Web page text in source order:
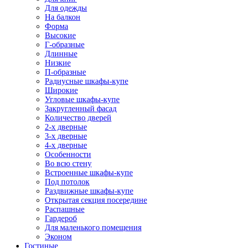
Для одежды
На балкон
Форма
Высокие
Г-образные
Длинные
Низкие
П-образные
Радиусные шкафы-купе
Широкие
Угловые шкафы-купе
Закругленный фасад
Количество дверей
2-х дверные
3-х дверные
4-х дверные
Особенности
Во всю стену
Встроенные шкафы-купе
Под потолок
Раздвижные шкафы-купе
Открытая секция посередине
Распашные
Гардероб
Для маленького помещения
Эконом
Гостиные